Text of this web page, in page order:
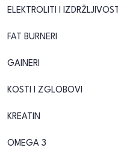
ELEKTROLITI I IZDRŽLJIVOST
FAT BURNERI
GAINERI
KOSTI I ZGLOBOVI
KREATIN
OMEGA 3